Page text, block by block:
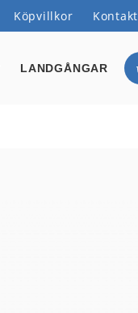
Köpvillkor Kontakt
LANDGÅNGAR